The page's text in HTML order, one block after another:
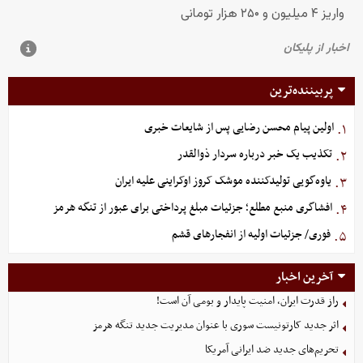
پربیننده‌ترین
۱. اولین پیام محسن رضایی پس از شایعات خبری
۲. تکذیب یک خبر درباره سردار ذوالقدر
۳. یاوه‌گویی تولیدکننده موشک کروز اوکراینی علیه ایران
۴. افشاگری منبع مطلع؛ جزئیات مبلغ پرداختی برای عبور از تنگه هرمز
۵. فوری/ جزئیات اولیه از انفجارهای قشم
آخرین اخبار
راز قدرت ایران، امنیت پایدار و بومی آن است!
اثر جدید کارتونیست سوری با عنوان مدیریت جدید تنگه هرمز
تحریم‌های جدید ضد ایرانی آمریکا